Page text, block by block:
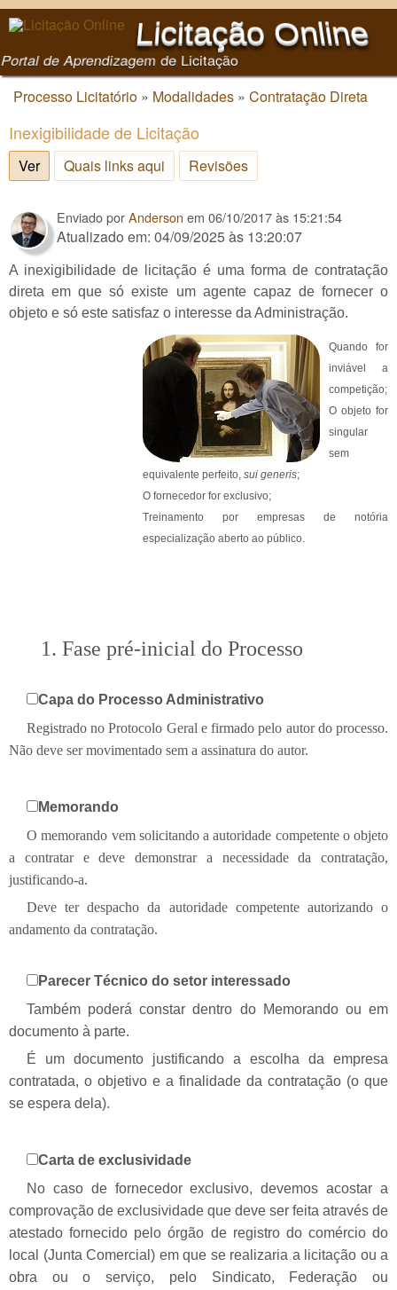
Pular para o conteúdo
principal
Licitação Online
Portal de Aprendizagem de Licitação
Você está aqui
Processo Licitatório » Modalidades » Contratação Direta
Inexigibilidade de Licitação
Ver(aba ativa)
Quais links aqui Revisões
Enviado porAnderson em 06/10/2017 às 15:21:54
Atualizado em: 04/09/2025 às 13:20:07
A inexigibilidade de licitação é uma forma de contratação
direta em que só existe um agente capaz de fornecer o
objeto e só este satisfaz o interesse da Administração.
Quando for
inviável a
competição;
O objeto for
singular
sem
equivalente perfeito,sui generis;
O fornecedor for exclusivo;
Treinamento por empresas de notória
especialização aberto ao público.
1. Fase pré-inicial do Processo
Capa do Processo Administrativo
Registrado no Protocolo Geral e firmado pelo autor do processo.
Não deve ser movimentado sem a assinatura do autor.
Memorando
O memorando vem solicitando a autoridade competente o objeto
a contratar e deve demonstrar a necessidade da contratação,
justificando-a.
Deve ter despacho da autoridade competente autorizando o
andamento da contratação.
Parecer Técnico do setor interessado
Também poderá constar dentro do Memorando ou em
documento à parte.
É um documento justificando a escolha da empresa
contratada, o objetivo e a finalidade da contratação (o que
se espera dela).
Carta de exclusividade
No caso de fornecedor exclusivo, devemos acostar a
comprovação de exclusividade que deve ser feita através de
atestado fornecido pelo órgão de registro do comércio do
local (Junta Comercial) em que se realizaria a licitação ou a
obra ou o serviço, pelo Sindicato, Federação ou